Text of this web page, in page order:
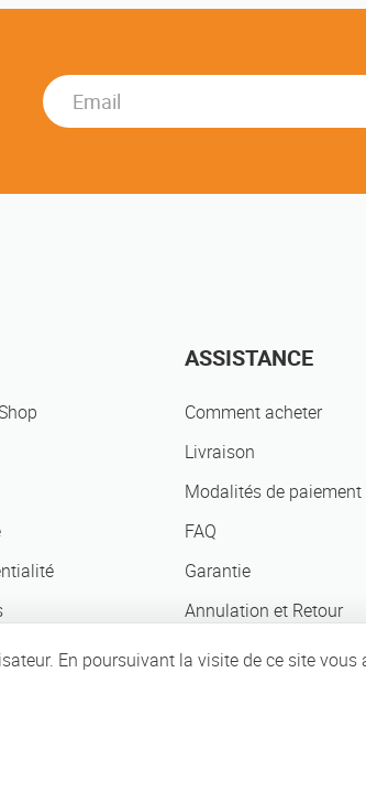
ASSISTANCE
Comment acheter
Livraison
Modalités de paiement
FAQ
Garantie
Annulation et Retour
En poursuivant la visite de ce site